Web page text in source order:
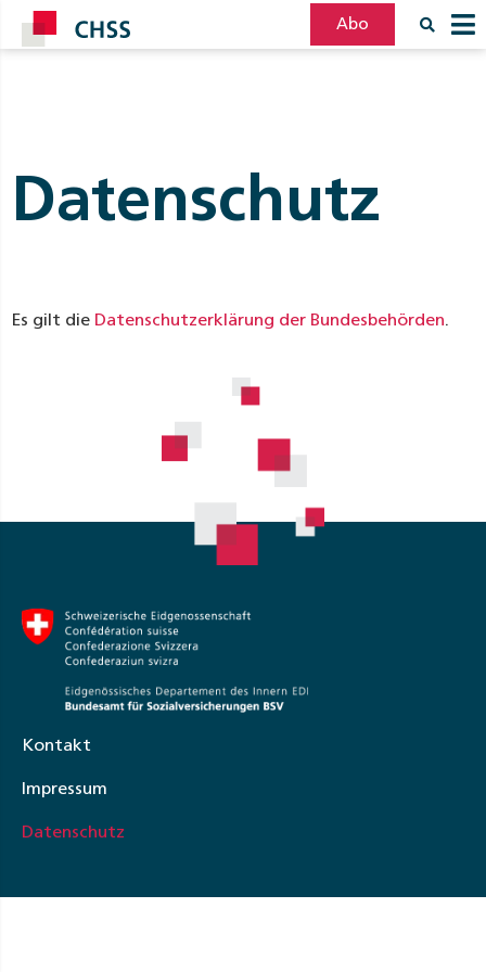
Abo
Datenschutz
Es gilt die Datenschutzerklärung der Bundesbehörden.
Kontakt
Impressum
Datenschutz